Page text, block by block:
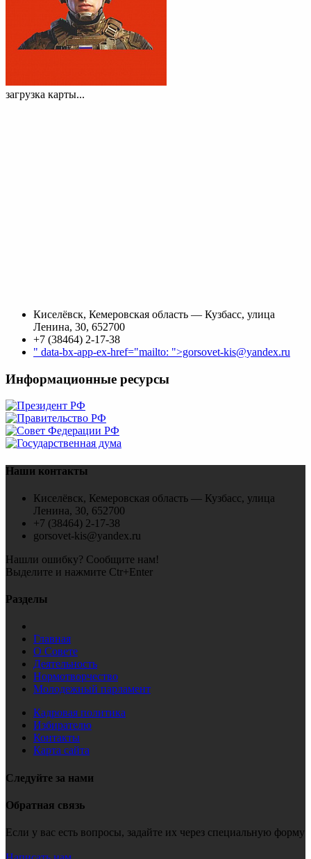
загрузка карты...
Киселёвск, Кемеровская область — Кузбасс, улица
Ленина, 30, 652700
+7 (38464) 2-17-38
" data-bx-app-ex-href="mailto: ">gorsovet-kis@yandex.ru
Информационные ресурсы
Наши контакты
Киселёвск, Кемеровская область — Кузбасс, улица
Ленина, 30, 652700
+7 (38464) 2-17-38
gorsovet-kis@yandex.ru
Нашли ошибку? Сообщите нам!
Выделите и нажмите Ctr+Enter
Разделы
Главная
О Совете
Деятельность
Нормотворчество
Молодежный парламент
Кадровая политика
Избирателю
Контакты
Карта сайта
Следуйте за нами
Обратная связь
Если у вас есть вопросы, задайте их через специальную форму